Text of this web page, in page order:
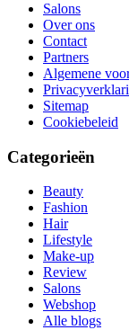
Salons
Over ons
Contact
Partners
Algemene
Sitemap
Cookiebeleid
Categorieën
Beauty
Fashion
Hair
Lifestyle
Make-up
Review
Salons
Webshop
Alle blogs